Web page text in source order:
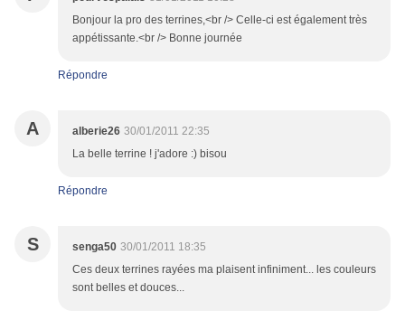
Bonjour la pro des terrines,<br /> Celle-ci est également très
appétissante.<br /> Bonne journée
Répondre
A alberie26 30/01/2011 22:35
La belle terrine ! j'adore :) bisou
Répondre
S senga50 30/01/2011 18:35
Ces deux terrines rayées ma plaisent infiniment... les couleurs
sont belles et douces...